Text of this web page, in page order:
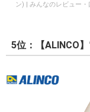
ン) | みんなのレビュー・
5位：【ALINCO